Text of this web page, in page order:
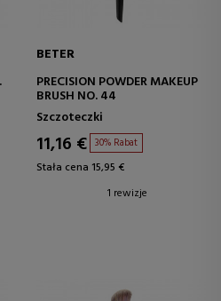
BETER
PRECISION POWDER MAKEUP
BRUSH NO. 44
Szczoteczki
11,16 € 30% Rabat
Stała cena 15,95 €
1 rewizje